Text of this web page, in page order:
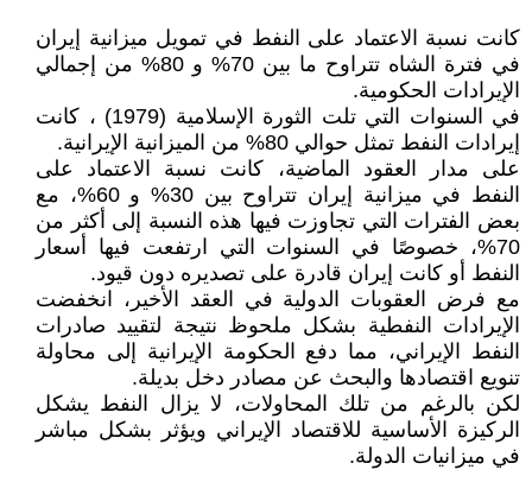
كانت نسبة الاعتماد على النفط في تمويل ميزانية إيران
في فترة الشاه تتراوح ما بين 70% و 80% من إجمالي
الإيرادات الحكومية.
في السنوات التي تلت الثورة الإسلامية (1979) ، كانت
إيرادات النفط تمثل حوالي 80% من الميزانية الإيرانية.
على مدار العقود الماضية، كانت نسبة الاعتماد على
النفط في ميزانية إيران تتراوح بين 30% و 60%، مع
بعض الفترات التي تجاوزت فيها هذه النسبة إلى أكثر من
70%، خصوصًا في السنوات التي ارتفعت فيها أسعار
النفط أو كانت إيران قادرة على تصديره دون قيود.
مع فرض العقوبات الدولية في العقد الأخير، انخفضت
الإيرادات النفطية بشكل ملحوظ نتيجة لتقييد صادرات
النفط الإيراني، مما دفع الحكومة الإيرانية إلى محاولة
تنويع اقتصادها والبحث عن مصادر دخل بديلة.
لكن بالرغم من تلك المحاولات، لا يزال النفط يشكل
الركيزة الأساسية للاقتصاد الإيراني ويؤثر بشكل مباشر
في ميزانيات الدولة.